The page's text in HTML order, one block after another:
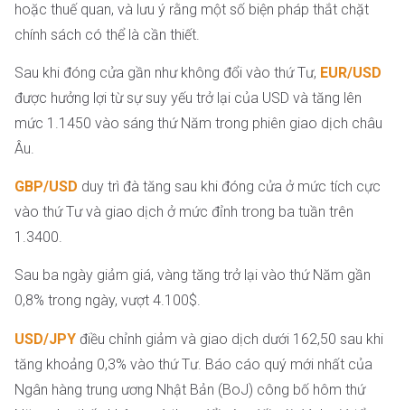
hoặc thuế quan, và lưu ý rằng một số biện pháp thắt chặt
chính sách có thể là cần thiết.
Sau khi đóng cửa gần như không đổi vào thứ Tư, EUR/USD
được hưởng lợi từ sự suy yếu trở lại của USD và tăng lên
mức 1.1450 vào sáng thứ Năm trong phiên giao dịch châu
Âu.
GBP/USD duy trì đà tăng sau khi đóng cửa ở mức tích cực
vào thứ Tư và giao dịch ở mức đỉnh trong ba tuần trên
1.3400.
Sau ba ngày giảm giá, vàng tăng trở lại vào thứ Năm gần
0,8% trong ngày, vượt 4.100$.
USD/JPY điều chỉnh giảm và giao dịch dưới 162,50 sau khi
tăng khoảng 0,3% vào thứ Tư. Báo cáo quý mới nhất của
Ngân hàng trung ương Nhật Bản (BoJ) công bố hôm thứ